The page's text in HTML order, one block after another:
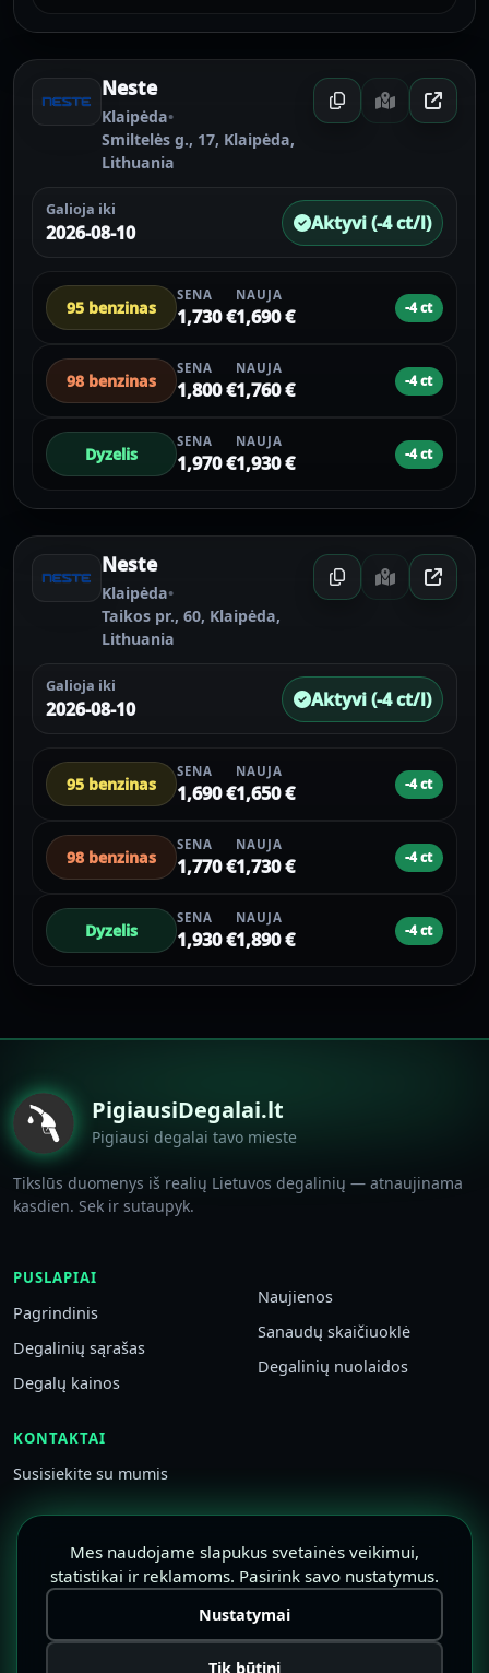
Neste
Klaipėda•
Smiltelės g., 17, Klaipėda,
Lithuania
Galioja iki
2026-08-10 Aktyvi (-4 ct/l)
95 benzinas
SENA
1,730 €
NAUJA
1,690 € -4 ct
98 benzinas
SENA
1,800 €
NAUJA
1,760 € -4 ct
Dyzelis
SENA
1,970 €
NAUJA
1,930 € -4 ct
Neste
Klaipėda•
Taikos pr., 60, Klaipėda,
Lithuania
Galioja iki
2026-08-10 Aktyvi (-4 ct/l)
95 benzinas
SENA
1,690 €
NAUJA
1,650 € -4 ct
98 benzinas
SENA
1,770 €
NAUJA
1,730 € -4 ct
Dyzelis
SENA
1,930 €
NAUJA
1,890 € -4 ct
PigiausiDegalai.lt
Pigiausi degalai tavo mieste
Tikslūs duomenys iš realių Lietuvos degalinių — atnaujinama
kasdien. Sek ir sutaupyk.
PUSLAPIAI
Pagrindinis
Degalinių sąrašas
Degalų kainos
Naujienos
Sanaudų skaičiuoklė
Degalinių nuolaidos
KONTAKTAI
Susisiekite su mumis
Mes naudojame slapukus svetainės veikimui,
statistikai ir reklamoms. Pasirink savo nustatymus.
Nustatymai
Tik būtini